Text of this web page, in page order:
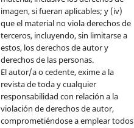
imagen, si fueran aplicables; y (iv)
que el material no viola derechos de
terceros, incluyendo, sin limitarse a
estos, los derechos de autor y
derechos de las personas.
El autor/a o cedente, exime a la
revista de toda y cualquier
responsabilidad con relación a la
violación de derechos de autor,
comprometiéndose a emplear todos